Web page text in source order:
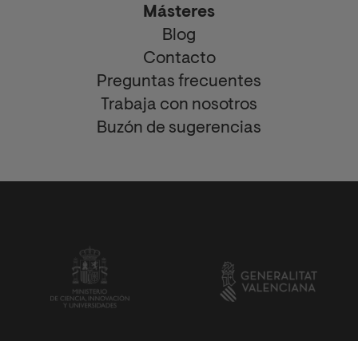
Másteres
Blog
Contacto
Preguntas frecuentes
Trabaja con nosotros
Buzón de sugerencias